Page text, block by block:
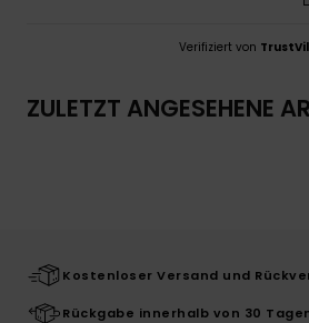
Verifiziert von
ZULETZT ANGESEHENE
Kostenloser Versand und
Rückgabe innerhalb von 30